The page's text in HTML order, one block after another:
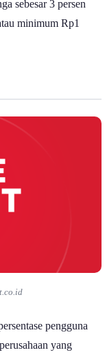
sebesar 3 persen
minimum Rp1
pengguna
yang